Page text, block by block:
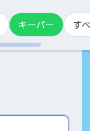
キーパー す